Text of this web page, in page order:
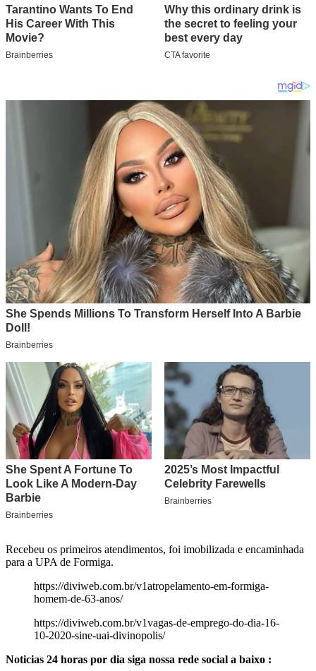
Recebeu os primeiros atendimentos, foi imobilizada e encaminhada
para a UPA de Formiga.
https://diviweb.com.br/v1atropelamento-em-formiga-
homem-de-63-anos/
https://diviweb.com.br/v1vagas-de-emprego-do-dia-16-
10-2020-sine-uai-divinopolis/
Noticias 24 horas por dia siga nossa rede social a baixo :